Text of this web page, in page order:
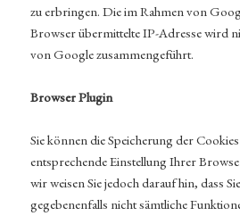
zu erbringen. Die im Rahmen von
Browser übermittelte IP-Adresse wird
von Google zusammengeführt.
Browser Plugin
Sie können die Speicherung der
entsprechende Einstellung Ihrer
wir weisen Sie jedoch darauf hin, dass
gegebenenfalls nicht sämtliche